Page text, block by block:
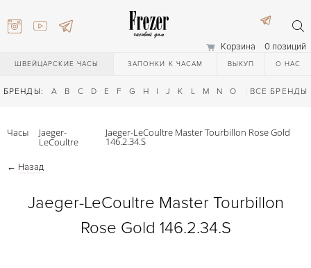
Корзина 0 позиций
ШВЕЙЦАРСКИЕ ЧАСЫ ЗАПОНКИ К ЧАСАМ ВЫКУП О НАС
БРЕНДЫ: A B C D E F G H I J K L M N O Q R S T
ВСЕ БРЕНДЫ
Часы Jaeger-
LeCoultre
Jaeger-LeCoultre Master Tourbillon Rose Gold
146.2.34.S
← Назад
Jaeger-LeCoultre Master Tourbillon
Rose Gold 146.2.34.S